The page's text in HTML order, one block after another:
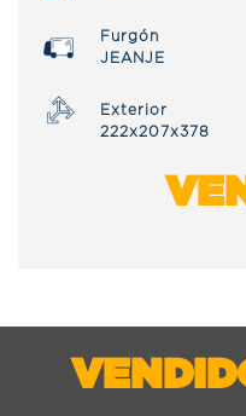
Furgón
JEANJE
Exterior
222x207x378